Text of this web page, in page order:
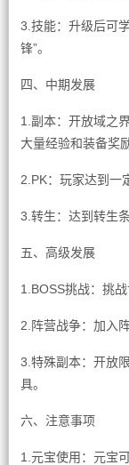
3.技能：升级后可
锋”。
四、中期发展
1.副本：开放域之
大量经验和装备奖励
2.PK：玩家达到一
3.转生：达到转生
五、高级发展
1.BOSS挑战：挑
2.阵营战争：加入
3.特殊副本：开放
具。
六、注意事项
1.元宝使用：元宝